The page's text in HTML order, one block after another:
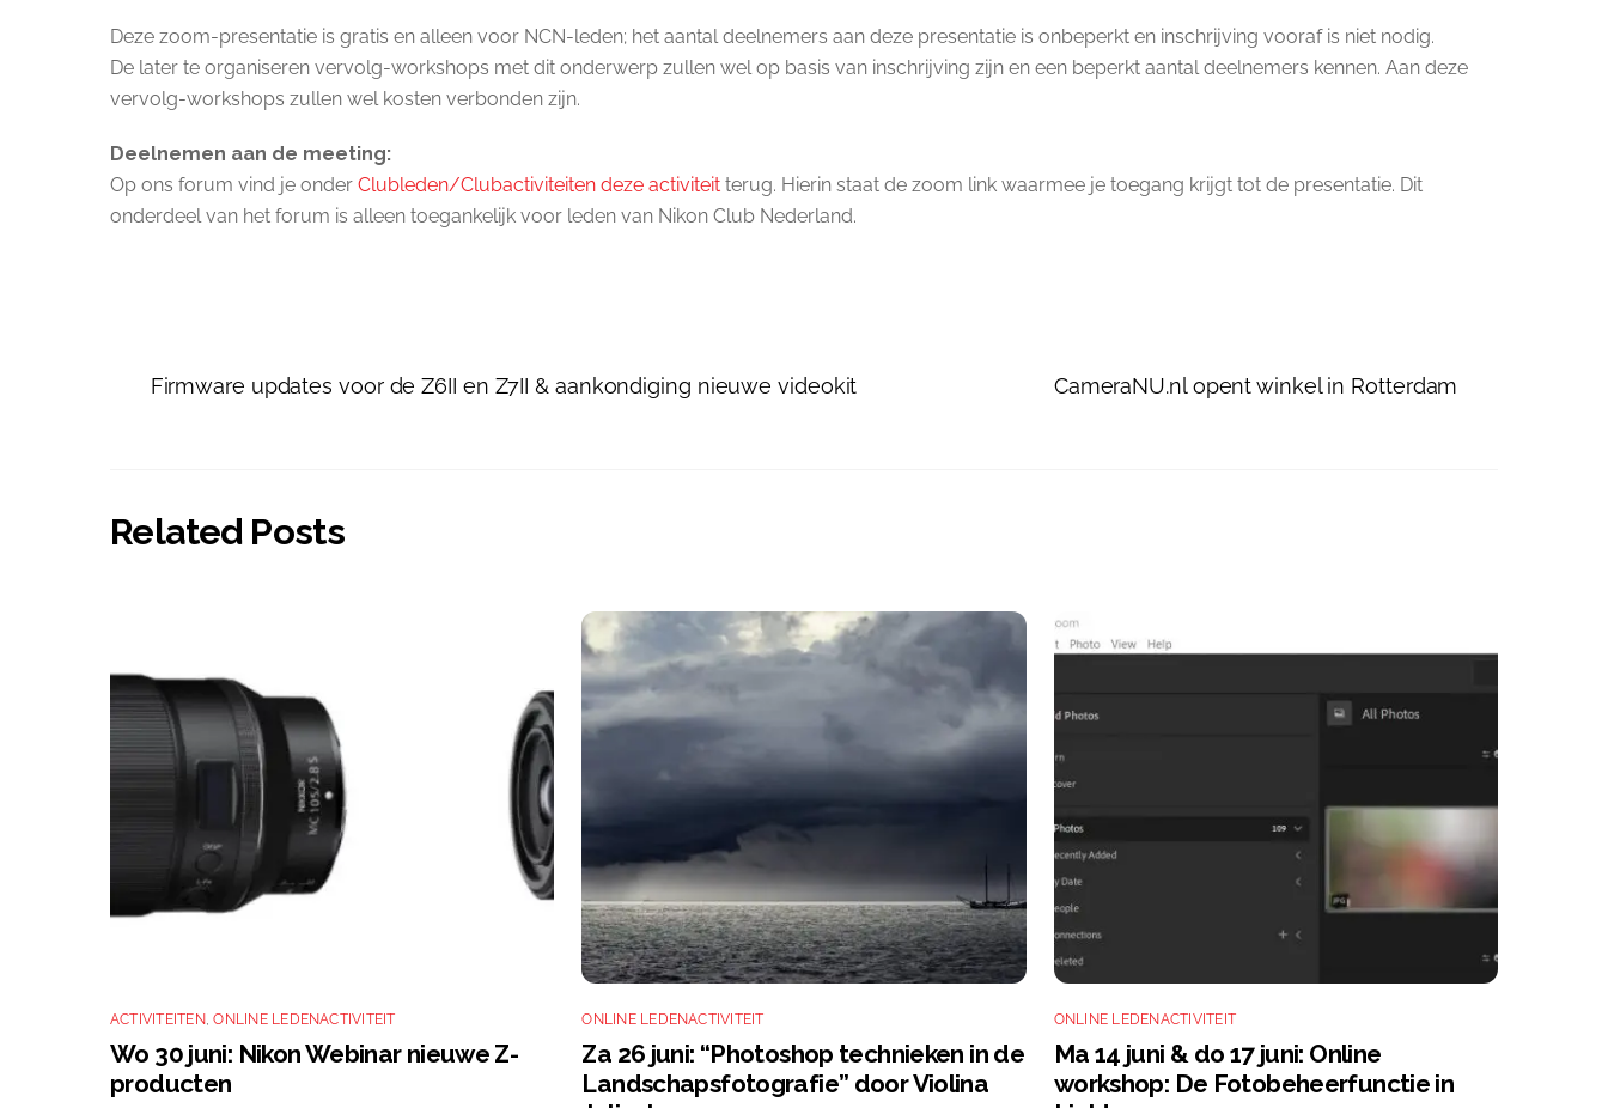
Deze zoom-presentatie is gratis en alleen voor NCN-leden; het aantal deelnemers aan deze presentatie is onbeperkt en inschrijving vooraf is niet nodig.
De later te organiseren vervolg-workshops met dit onderwerp zullen wel op basis van inschrijving zijn en een beperkt aantal deelnemers kennen. Aan deze
vervolg-workshops zullen wel kosten verbonden zijn.
Deelnemen aan de meeting:
Op ons forum vind je onder Clubleden/Clubactiviteiten deze activiteit terug. Hierin staat de zoom link waarmee je toegang krijgt tot de presentatie. Dit
onderdeel van het forum is alleen toegankelijk voor leden van Nikon Club Nederland.
Firmware updates voor de Z6II en Z7II & aankondiging nieuwe videokit CameraNU.nl opent winkel in Rotterdam
Related Posts
ACTIVITEITEN,ONLINE LEDENACTIVITEIT
Wo 30 juni: Nikon Webinar nieuwe Z-
producten
ONLINE LEDENACTIVITEIT
Za 26 juni: “Photoshop technieken in de
Landschapsfotografie” door Violina
ONLINE LEDENACTIVITEIT
Ma 14 juni & do 17 juni: Online
workshop: De Fotobeheerfunctie in